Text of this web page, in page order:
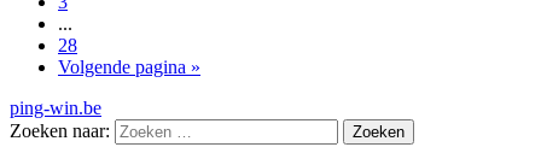
...
28
Volgende pagina »
ping-win.be
Zoeken naar: